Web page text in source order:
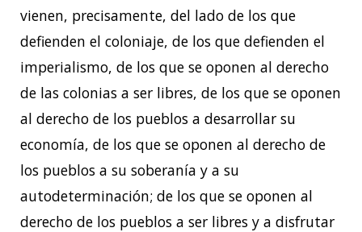
vienen, precisamente, del lado de los que
defienden el coloniaje, de los que defienden el
imperialismo, de los que se oponen al derecho
de las colonias a ser libres, de los que se oponen
al derecho de los pueblos a desarrollar su
economía, de los que se oponen al derecho de
los pueblos a su soberanía y a su
autodeterminación; de los que se oponen al
derecho de los pueblos a ser libres y a disfrutar